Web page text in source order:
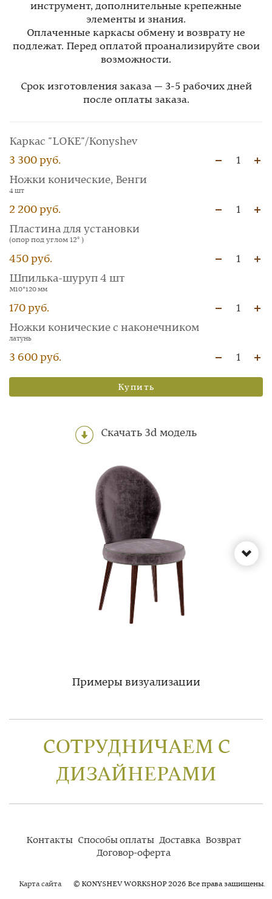
инструмент, дополнительные крепежные
элементы и знания.
Оплаченные каркасы обмену и возврату не
подлежат. Перед оплатой проанализируйте свои
возможности.
Срок изготовления заказа — 3-5 рабочих дней
после оплаты заказа.
Каркас "LOKE"/Konyshev
3 300 руб.
1
Ножки конические, Венги
4 шт
2 200 руб.
1
Пластина для установки
(опор под углом 12° )
450 руб.
1
Шпилька-шуруп 4 шт
М10*120 мм
170 руб.
1
Ножки конические с наконечником
латунь
3 600 руб. 1
Купить
Скачать 3d модель
Примеры визуализации
СОТРУДНИЧАЕМ С
ДИЗАЙНЕРАМИ
Контакты Способы оплаты Доставка Возврат
Договор-оферта
Карта сайта © KONYSHEV WORKSHOP 2026 Все права защищены.